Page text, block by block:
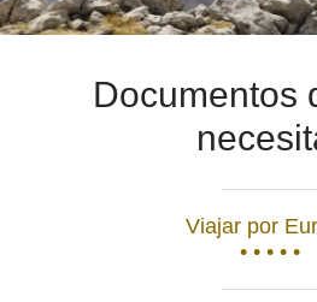
Documentos
Viajar por
• • • • •